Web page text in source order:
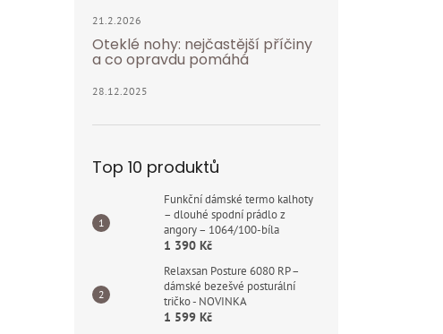
21.2.2026
Oteklé nohy: nejčastější příčiny
a co opravdu pomáhá
28.12.2025
Top 10 produktů
Funkční dámské termo kalhoty
– dlouhé spodní prádlo z
angory – 1064/100-bíla
1 390 Kč
Relaxsan Posture 6080 RP –
dámské bezešvé posturální
tričko - NOVINKA
1 599 Kč